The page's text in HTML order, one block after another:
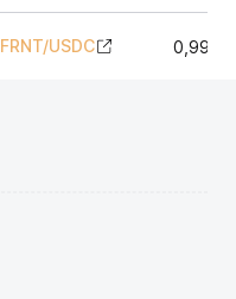
FRNT/USDC